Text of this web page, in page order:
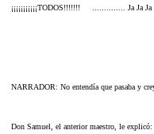
¡¡¡¡¡¡¡¡¡¡¡TODOS!!!!!!! .............. Ja Ja Ja
NARRADOR: No entendía que pasaba y
Don Samuel, el anterior maestro, le explicó: